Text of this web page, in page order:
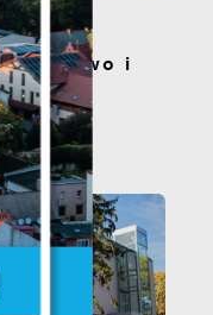
- Zdrowo i